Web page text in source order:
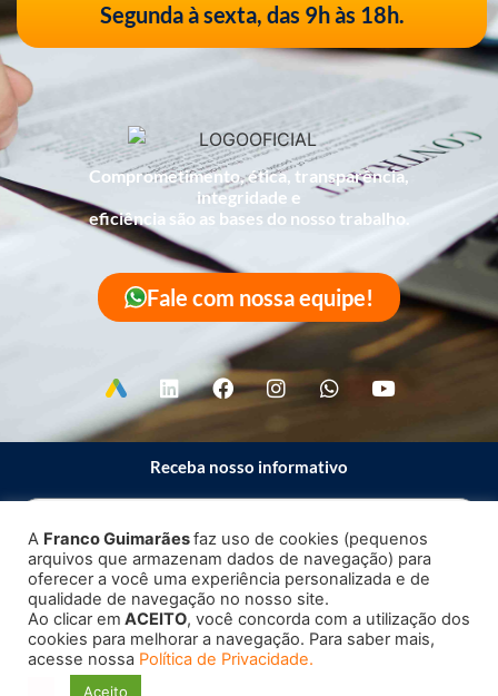
Segunda à sexta, das 9h às 18h.
Comprometimento, ética, transparência,
integridade e
eficiência são as bases do nosso trabalho.
Fale com nossa equipe!
Receba nosso informativo
Enviar
Copyright 2023 – 2026 ©
A Franco Guimarãesfaz uso de cookies (pequenos
arquivos que armazenam dados de navegação) para
oferecer a você uma experiência personalizada e de
qualidade de navegação no nosso site.
Ao clicar em ACEITO, você concorda com a utilização dos
cookies para melhorar a navegação. Para saber mais,
acesse nossa Política de Privacidade.
Aceito